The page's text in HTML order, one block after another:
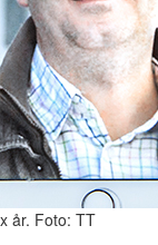
år. Foto: TT